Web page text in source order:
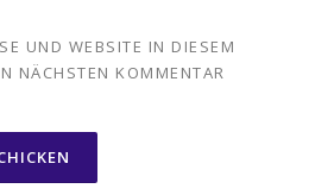
UND WEBSITE IN DIESEM
NÄCHSTEN KOMMENTAR